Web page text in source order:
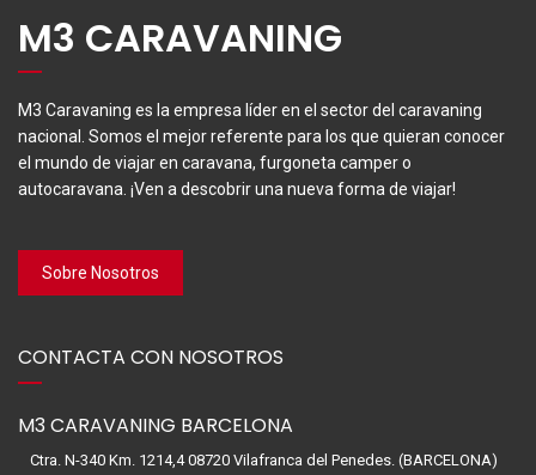
M3 CARAVANING
M3 Caravaning es la empresa líder en el sector del caravaning
nacional. Somos el mejor referente para los que quieran conocer
el mundo de viajar en caravana, furgoneta camper o
autocaravana. ¡Ven a descobrir una nueva forma de viajar!
Sobre Nosotros
CONTACTA CON NOSOTROS
M3 CARAVANING BARCELONA
Ctra. N-340 Km. 1214,4 08720 Vilafranca del Penedes. (BARCELONA)